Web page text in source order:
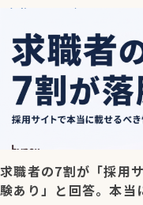
求職者の7割が「採用
験あり」と回答。本当